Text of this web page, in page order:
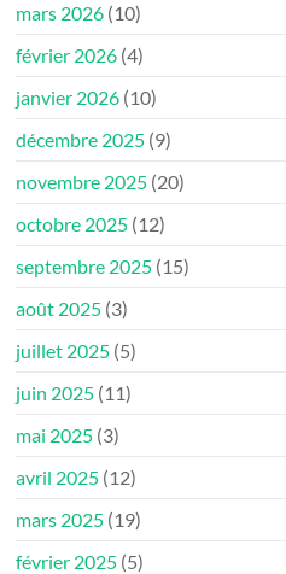
mars 2026 (10)
février 2026 (4)
janvier 2026 (10)
décembre 2025 (9)
novembre 2025 (20)
octobre 2025 (12)
septembre 2025 (15)
août 2025 (3)
juillet 2025 (5)
juin 2025 (11)
mai 2025 (3)
avril 2025 (12)
mars 2025 (19)
février 2025 (5)